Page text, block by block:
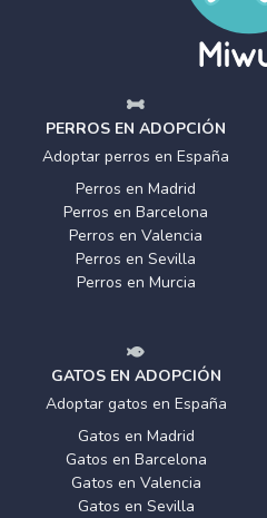
PERROS EN ADOPCIÓN
Adoptar perros en España
Perros en Madrid
Perros en Barcelona
Perros en Valencia
Perros en Sevilla
Perros en Murcia
GATOS EN ADOPCIÓN
Adoptar gatos en España
Gatos en Madrid
Gatos en Barcelona
Gatos en Valencia
Gatos en Sevilla